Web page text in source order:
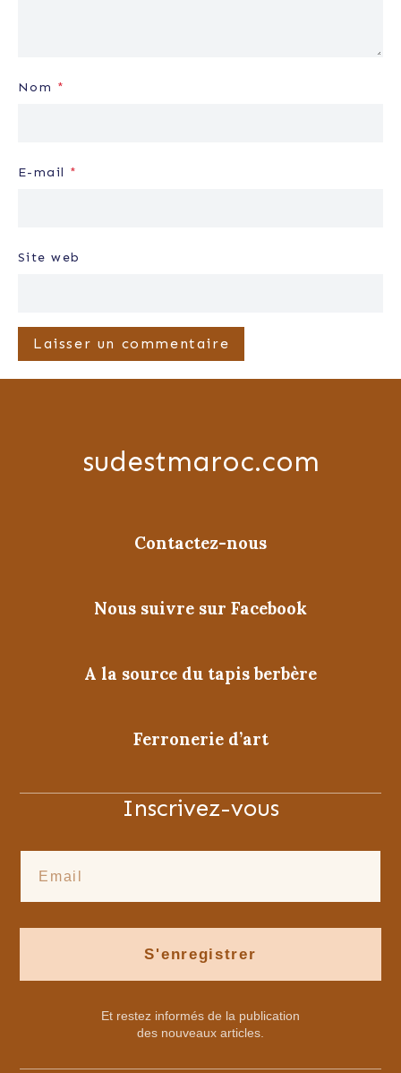
Nom *
E-mail *
Site web
sudestmaroc.com
Contactez-nous
Nous suivre sur Facebook
A la source du tapis berbère
Ferronerie d’art
Inscrivez-vous
S'enregistrer
Et restez informés de la publication
des nouveaux articles.